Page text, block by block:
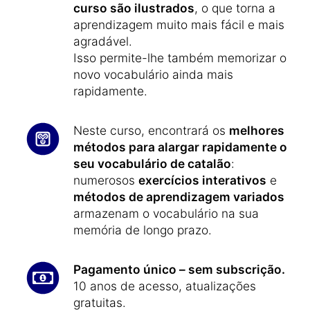
curso são ilustrados, o que torna a
aprendizagem muito mais fácil e mais
agradável.
Isso permite-lhe também memorizar o
novo vocabulário ainda mais
rapidamente.
Neste curso, encontrará os melhores
métodos para alargar rapidamente o
seu vocabulário de catalão:
numerosos exercícios interativos e
métodos de aprendizagem variados
armazenam o vocabulário na sua
memória de longo prazo.
Pagamento único – sem subscrição.
10 anos de acesso, atualizações
gratuitas.